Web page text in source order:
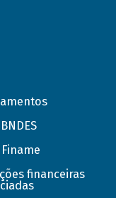
Finame
financeiras